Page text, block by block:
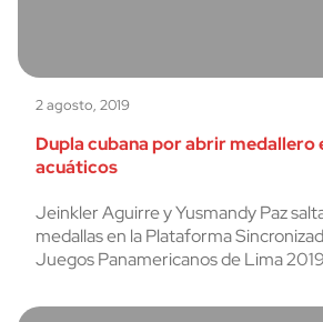
2 agosto, 2019
Dupla cubana por abrir medallero
acuáticos
Jeinkler Aguirre y Yusmandy Paz
medallas en la Plataforma
Juegos Panamericanos de Lima 2019